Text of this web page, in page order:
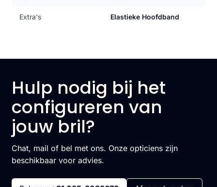
Extra's Elastieke Hoofdband
Hulp nodig bij het
configureren van
jouw bril?
Chat, mail of bel met ons. Onze opticiens zijn
beschikbaar voor advies.